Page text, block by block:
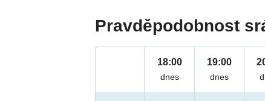
Pravděpodobnost
18:00
dnes
19:00
dnes